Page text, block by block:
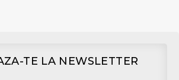
TE LA NEWSLETTER